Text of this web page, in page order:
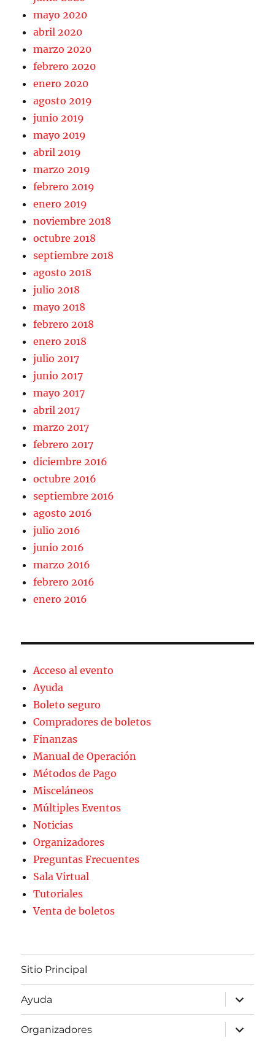
mayo 2020
abril 2020
marzo 2020
febrero 2020
enero 2020
agosto 2019
junio 2019
mayo 2019
abril 2019
marzo 2019
febrero 2019
enero 2019
noviembre 2018
octubre 2018
septiembre 2018
agosto 2018
julio 2018
mayo 2018
febrero 2018
enero 2018
julio 2017
junio 2017
mayo 2017
abril 2017
marzo 2017
febrero 2017
diciembre 2016
octubre 2016
septiembre 2016
agosto 2016
julio 2016
junio 2016
marzo 2016
febrero 2016
enero 2016
Acceso al evento
Ayuda
Boleto seguro
Compradores de boletos
Finanzas
Manual de Operación
Métodos de Pago
Misceláneos
Múltiples Eventos
Noticias
Organizadores
Preguntas Frecuentes
Sala Virtual
Tutoriales
Venta de boletos
Sitio Principal
Ayuda
expande
el
menú
inferior
Organizadores
expande
el